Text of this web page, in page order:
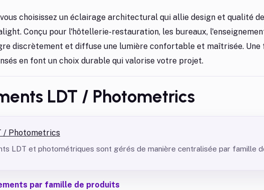
choisissez un éclairage architectural qui allie design et qualité
Conçu pour l'hôtellerie-restauration, les bureaux,
discrètement et diffuse une lumière confortable et maîtrisée. Une
en font un choix durable qui valorise votre projet.
LDT / Photometrics
/ Photometrics
LDT et photométriques sont gérés de manière centralisée par famille
par famille de produits